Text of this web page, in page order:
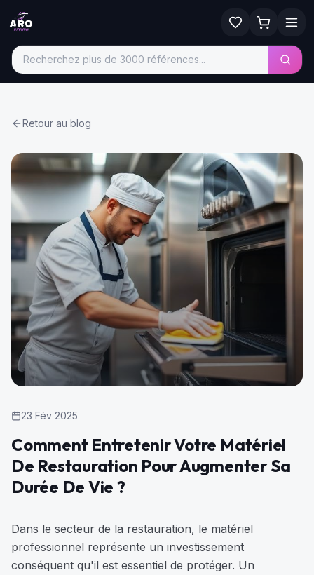
Retour au blog
23 Fév 2025
Comment Entretenir Votre Matériel
De Restauration Pour Augmenter Sa
Durée De Vie ?
Dans le secteur de la restauration, le matériel
professionnel représente un investissement
conséquent qu'il est essentiel de protéger. Un